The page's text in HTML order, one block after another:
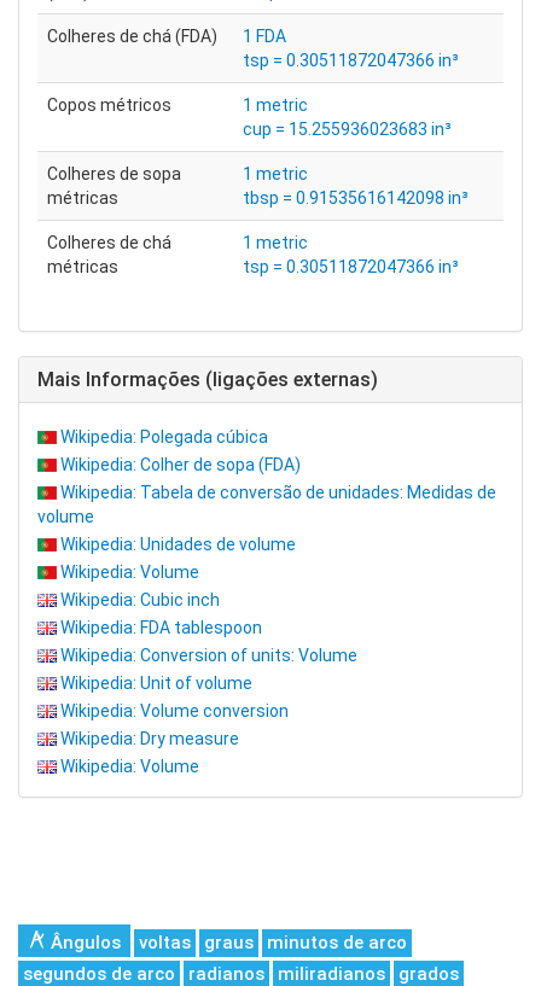
Colheres de chá (FDA)
1 FDA
tsp = 0.30511872047366 in³
Copos métricos
1 metric
cup = 15.255936023683 in³
Colheres de sopa
métricas
1 metric
tbsp = 0.91535616142098 in³
Colheres de chá
métricas
1 metric
tsp = 0.30511872047366 in³
Mais Informações (ligações externas)
Wikipedia: Polegada cúbica
Wikipedia: Colher de sopa (FDA)
Wikipedia: Tabela de conversão de unidades: Medidas de
volume
Wikipedia: Unidades de volume
Wikipedia: Volume
Wikipedia: Cubic inch
Wikipedia: FDA tablespoon
Wikipedia: Conversion of units: Volume
Wikipedia: Unit of volume
Wikipedia: Volume conversion
Wikipedia: Dry measure
Wikipedia: Volume
Ângulos voltas graus
minutos de arco
segundos de arco
radianos miliradianos grados